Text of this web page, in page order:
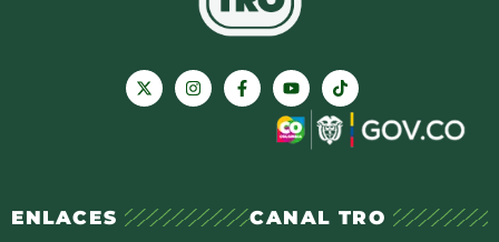
ENLACES CANAL TRO